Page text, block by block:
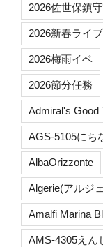
2026佐世保鎮
2026新春ライブ
2026梅雨イベ
2026節分任務
Admiral's Good
AGS-5105にち
AlbaOrizzonte
Algerie(アルジ
Amalfi Marina
AMS-4305えん